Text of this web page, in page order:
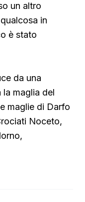
un altro
in
è stato
da una
maglia del
maglie di Darfo
Noceto,